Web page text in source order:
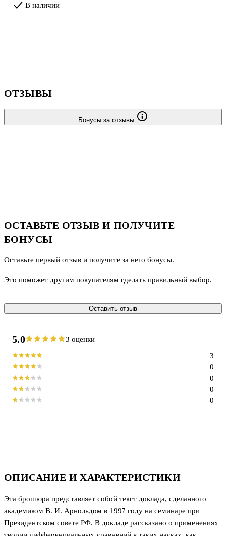
В наличии
ОПИСАНИЕ И ХАРАКТЕРИСТИКИ
Эта брошюра представляет собой текст доклада, сделанного
академиком В. И. Арнольдом в 1997 году на семинаре при
Президентском совете РФ. В докладе рассказано о применениях
ОТЗЫВЫ
Бонусы за отзывы
ОСТАВЬТЕ ОТЗЫВ И ПОЛУЧИТЕ
БОНУСЫ
Оставьте первый отзыв и получите за него бонусы.
Это поможет другим покупателям сделать правильный выбор.
Оставить отзыв
5.0 3 оценки
0
0
0
0
3